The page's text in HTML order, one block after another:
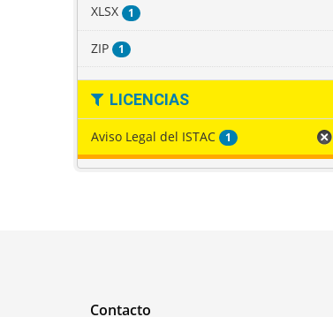
XLSX 1
ZIP 1
LICENCIAS
Aviso Legal del ISTAC 1
Contacto